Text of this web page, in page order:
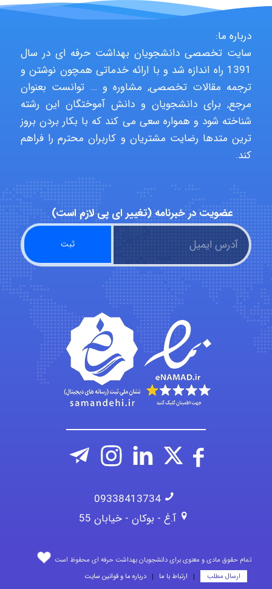
fatima
Jafar Tym
aghajari vahid
Poubakhtiari
Alirez0990
hosein abdolvand
درباره ما:
سایت تخصصی دانشجویان بهداشت حرفه ای در سال
1391 راه اندازه شد و با ارائه خدماتی همچون نوشتن و
ترجمه مقالات تخصصی, مشاوره و … توانست بعنوان
مرجع, برای دانشجویان و دانش آموختگان این رشته
شناخته شود و همواره سعی می کند که با بکار بردن بروز
ترین متدها رضایت مشتریان و کاربران محترم را فراهم
کند.
عضویت در خبرنامه (تغییر ای پی لازم است)
09338413734
آ.غ - بوکان - خیابان 55
تمام حقوق مادی و معنوی برای دانشجویان بهداشت حرفه ای محفوظ است
ارسال مطلب
ارتباط با ما درباره ما و قوانین سایت